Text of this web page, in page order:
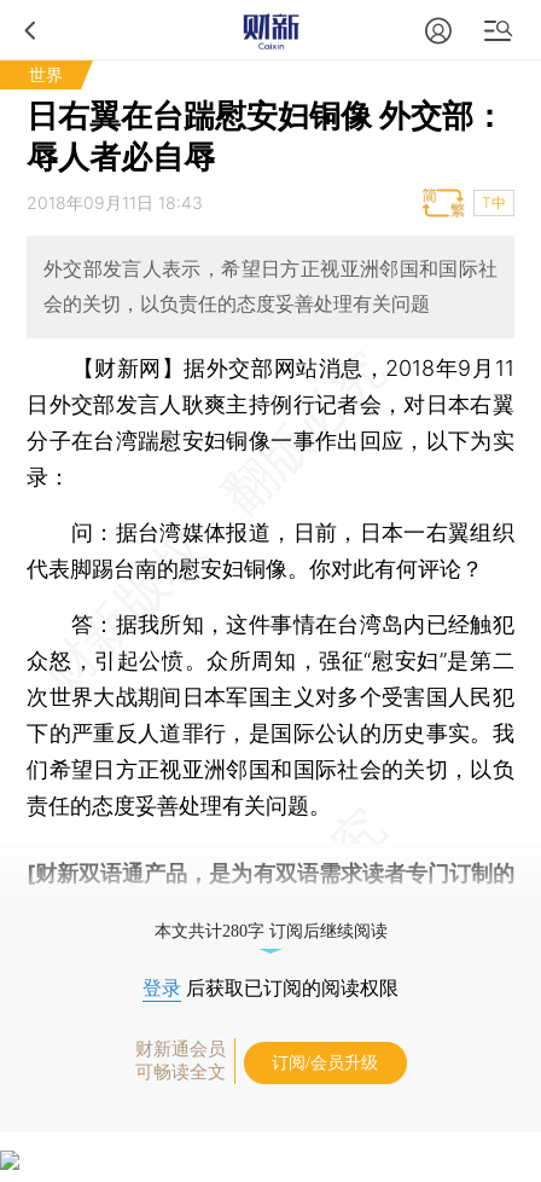
世界
日右翼在台踹慰安妇铜像 外交部：
辱人者必自辱
2018年09月11日 18:43 T中
外交部发言人表示，希望日方正视亚洲邻国和国际社
会的关切，以负责任的态度妥善处理有关问题
【财新网】据外交部网站消息，2018年9月11
日外交部发言人耿爽主持例行记者会，对日本右翼
分子在台湾踹慰安妇铜像一事作出回应，以下为实
录：
问：据台湾媒体报道，日前，日本一右翼组织
代表脚踢台南的慰安妇铜像。你对此有何评论？
答：据我所知，这件事情在台湾岛内已经触犯
众怒，引起公愤。众所周知，强征“慰安妇”是第二
次世界大战期间日本军国主义对多个受害国人民犯
下的严重反人道罪行，是国际公认的历史事实。我
们希望日方正视亚洲邻国和国际社会的关切，以负
责任的态度妥善处理有关问题。
[财新双语通产品，是为有双语需求读者专门订制的
本文共计280字 订阅后继续阅读
登录 后获取已订阅的阅读权限
财新通会员
可畅读全文
订阅/会员升级